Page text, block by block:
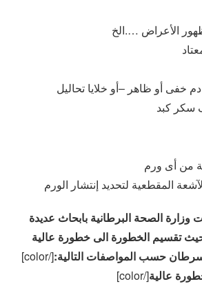
الأعراض ….الخ
خفى أو ظاهر –أو خلايا تحاليل
سكر كبد
من أى ورم
المقطعية لتحديد إنتشار الورم
وزارة الصحة البرطانية بابحاث عديدة
تقسيم الخطورة الى خطورة عالية
حسب المواصفات التالية:[/color]
[/color]